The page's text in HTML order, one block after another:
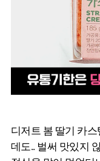
디저트 봄 딸기 카
데도.. 벌써 맛있지